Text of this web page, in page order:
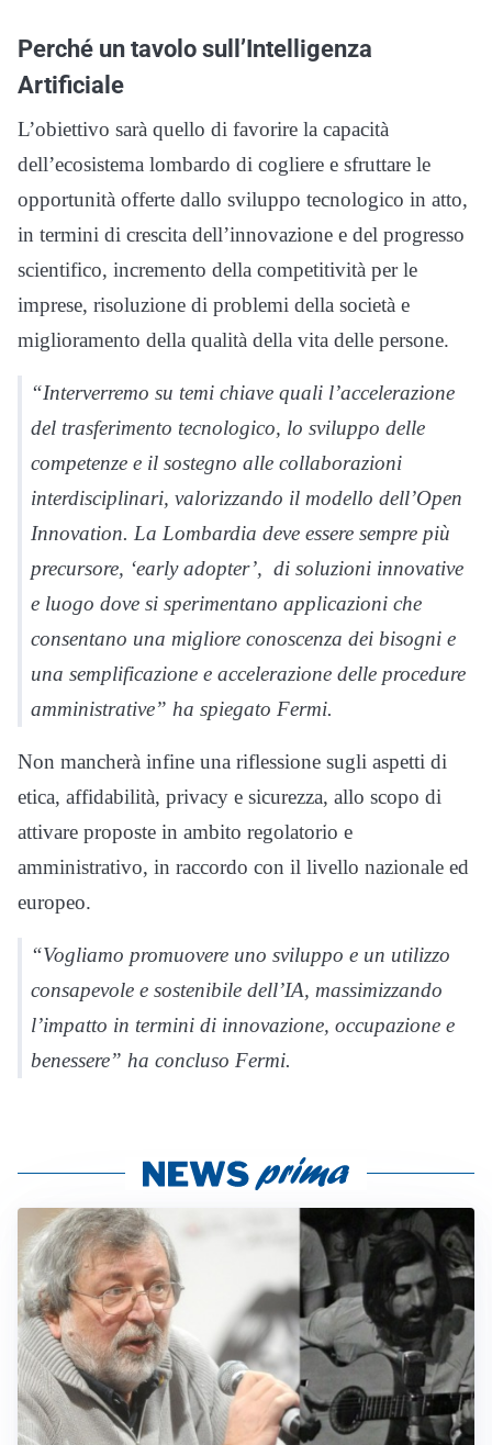
Perché un tavolo sull’Intelligenza
Artificiale
L’obiettivo sarà quello di favorire la capacità
dell’ecosistema lombardo di cogliere e sfruttare le
opportunità offerte dallo sviluppo tecnologico in atto,
in termini di crescita dell’innovazione e del progresso
scientifico, incremento della competitività per le
imprese, risoluzione di problemi della società e
miglioramento della qualità della vita delle persone.
“Interverremo su temi chiave quali l’accelerazione
del trasferimento tecnologico, lo sviluppo delle
competenze e il sostegno alle collaborazioni
interdisciplinari, valorizzando il modello dell’Open
Innovation. La Lombardia deve essere sempre più
precursore, ‘early adopter’, di soluzioni innovative
e luogo dove si sperimentano applicazioni che
consentano una migliore conoscenza dei bisogni e
una semplificazione e accelerazione delle procedure
amministrative” ha spiegato Fermi.
Non mancherà infine una riflessione sugli aspetti di
etica, affidabilità, privacy e sicurezza, allo scopo di
attivare proposte in ambito regolatorio e
amministrativo, in raccordo con il livello nazionale ed
europeo.
“Vogliamo promuovere uno sviluppo e un utilizzo
consapevole e sostenibile dell’IA, massimizzando
l’impatto in termini di innovazione, occupazione e
benessere” ha concluso Fermi.